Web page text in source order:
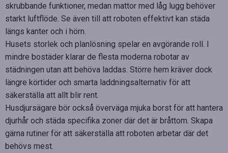
skrubbande funktioner, medan mattor med låg lugg behöver
starkt luftflöde. Se även till att roboten effektivt kan städa
längs kanter och i hörn.
Husets storlek och planlösning spelar en avgörande roll. I
mindre bostäder klarar de flesta moderna robotar av
städningen utan att behöva laddas. Större hem kräver dock
längre körtider och smarta laddningsalternativ för att
säkerställa att allt blir rent.
Husdjursägare bör också överväga mjuka borst för att hantera
djurhår och städa specifika zoner där det är bråttom. Skapa
gärna rutiner för att säkerställa att roboten arbetar där det
behövs mest.